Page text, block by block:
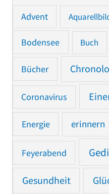
Advent
Bodensee Buch
Bücher
Coronavirus
Energie erinnern
Feyerabend
Gesundheit